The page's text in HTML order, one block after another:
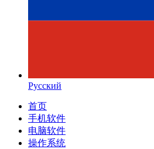
Русский
首页
手机软件
电脑软件
操作系统